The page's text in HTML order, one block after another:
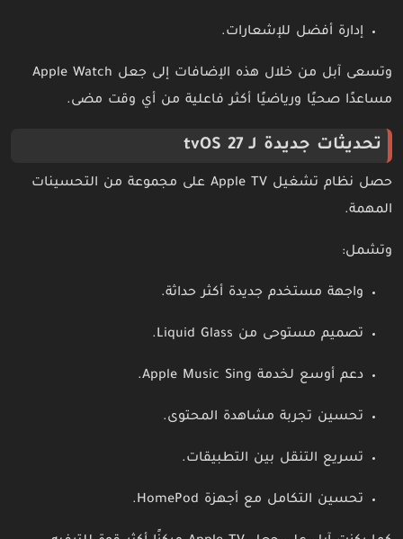
إدارة أفضل للإشعارات.
وتسعى آبل من خلال هذه الإضافات إلى جعل Apple Watch
مساعدًا صحيًا ورياضيًا أكثر فاعلية من أي وقت مضى.
تحديثات جديدة لـ tvOS 27
حصل نظام تشغيل Apple TV على مجموعة من التحسينات
المهمة.
وتشمل:
واجهة مستخدم جديدة أكثر حداثة.
تصميم مستوحى من Liquid Glass.
دعم أوسع لخدمة Apple Music Sing.
تحسين تجربة مشاهدة المحتوى.
تسريع التنقل بين التطبيقات.
تحسين التكامل مع أجهزة HomePod.